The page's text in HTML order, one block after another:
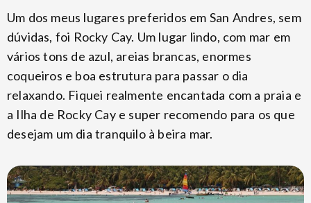
Um dos meus lugares preferidos em San Andres, sem
dúvidas, foi Rocky Cay. Um lugar lindo, com mar em
vários tons de azul, areias brancas, enormes
coqueiros e boa estrutura para passar o dia
relaxando. Fiquei realmente encantada com a praia e
a Ilha de Rocky Cay e super recomendo para os que
desejam um dia tranquilo à beira mar.